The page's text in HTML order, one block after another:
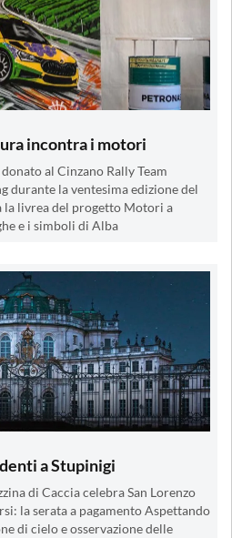
incontra i motori
al Cinzano Rally Team
durante la ventesima edizione del
la livrea del progetto Motori a
e i simboli di Alba
a Stupinigi
di Caccia celebra San Lorenzo
la serata a pagamento Aspettando
di cielo e osservazione delle